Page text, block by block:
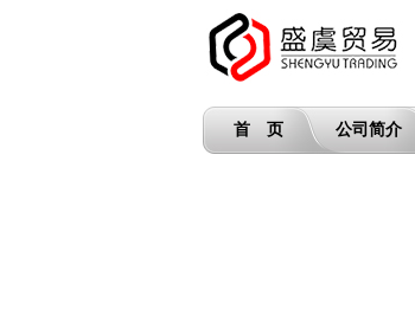
首 页 公司简介